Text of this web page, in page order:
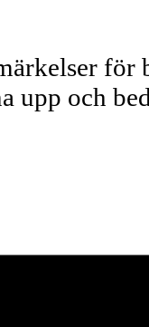
för
upp och